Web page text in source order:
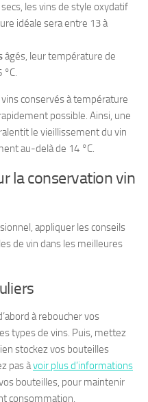
secs, les vins de style oxydatif
idéale sera entre 13 à
âgés, leur température de
conservés à température
possible. Ainsi, une
le vieillissement du vin
au-delà de 14 °C.
la conservation vin
appliquer les conseils
de vin dans les meilleures
à reboucher vos
types de vins. Puis, mettez
stockez vos bouteilles
pas àvoir plus d’informations
bouteilles, pour maintenir
consommation.